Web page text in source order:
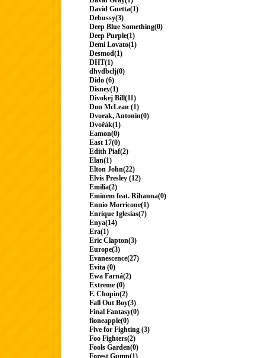
David Guetta(1)
Debussy(3)
Deep Blue Something(0)
Deep Purple(1)
Demi Lovato(1)
Desmod(1)
DHT(1)
dhydbclj(0)
Dido (6)
Disney(1)
Divokej Bill(11)
Don McLean (1)
Dvorak, Antonin(0)
Dvořák(1)
Eamon(0)
East 17(0)
Edith Piaf(2)
Elan(1)
Elton John(22)
Elvis Presley (12)
Emilia(2)
Eminem feat. Rihanna(0)
Ennio Morricone(1)
Enrique Iglesias(7)
Enya(14)
Era(1)
Eric Clapton(3)
Europe(3)
Evanescence(27)
Evita (0)
Ewa Farná(2)
Extreme (0)
F. Chopin(2)
Fall Out Boy(3)
Final Fantasy(0)
fioneapple(0)
Five for Fighting (3)
Foo Fighters(2)
Fools Garden(0)
Forest Gump(1)